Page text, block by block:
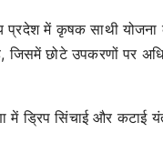
प्रदेश में कृषक साथी योजना
जिसमें छोटे उपकरणों पर
में ड्रिप सिंचाई और कटाई